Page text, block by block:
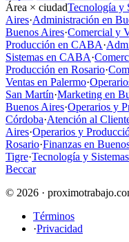
Área × ciudadTecnología y
Aires·Administración en
Buenos Aires·Comercial y
Producción en CABA·
Sistemas en CABA·
Producción en Rosario·
Ventas en Palermo·
San Martín·Marketing en
Buenos Aires·Operarios y
Córdoba·Atención al
Aires·Operarios y
Rosario·Finanzas en
Tigre·Tecnología y
Beccar
© 2026 ·
Términos
·Privacidad